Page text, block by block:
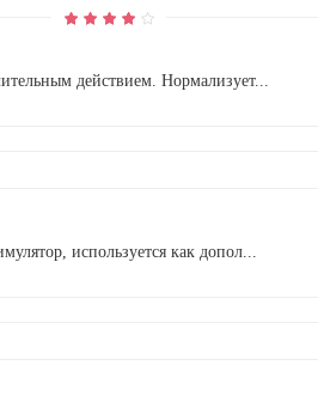
действием. Нормализует...
используется как допол...